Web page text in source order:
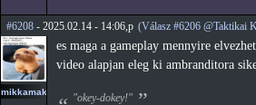
#6208 - 2025.02.14 - 14:06,p (Válasz #6206 @Taktikai
mikkamakka
es maga a gameplay mennyire
video alapjan eleg ki ambranditora
"okey-dokey!"